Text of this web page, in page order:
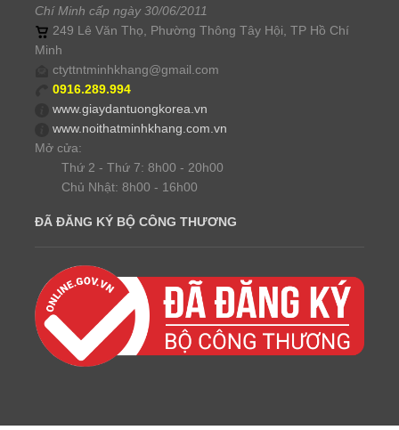
Chí Minh cấp ngày 30/06/2011
249 Lê Văn Thọ, Phường Thông Tây Hội, TP Hồ Chí
Minh
ctyttntminhkhang@gmail.com
0916.289.994
www.giaydantuongkorea.vn
www.noithatminhkhang.com.vn
Mở cửa:
Thứ 2 - Thứ 7: 8h00 - 20h00
Chủ Nhật: 8h00 - 16h00
ĐÃ ĐĂNG KÝ BỘ CÔNG THƯƠNG